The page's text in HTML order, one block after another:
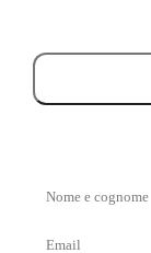
Nome
cognome
Email